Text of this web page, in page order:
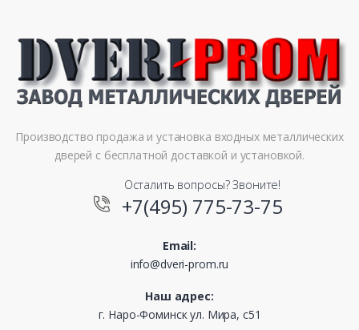
Производство продажа и установка входных металлических
дверей с бесплатной доставкой и установкой.
Осталить вопросы? Звоните!
+7(495) 775-73-75
Email:
info@dveri-prom.ru
Наш адрес:
г. Наро-Фоминск ул. Мира, с51